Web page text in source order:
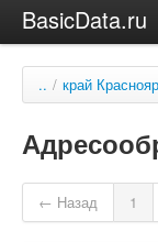
BasicData.ru
.. / край
← Назад 1